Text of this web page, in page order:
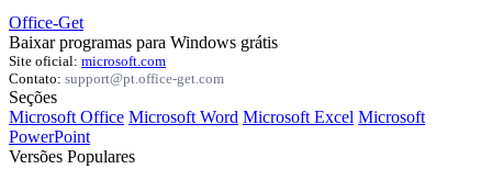
Office-Get
Baixar programas para Windows grátis
Site oficial: microsoft.com
Contato: support@pt.office-get.com
Seções
Microsoft Office Microsoft Word Microsoft Excel Microsoft
PowerPoint
Versões Populares